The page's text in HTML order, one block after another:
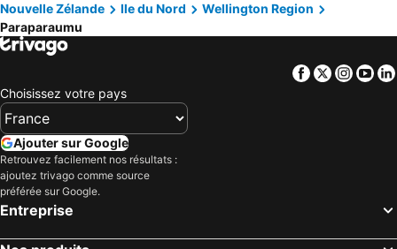
Wainuiomata, Ile du Nord Hôtels
Palliser, Ile du Nord Hôtels
Sanson, Ile du Nord Hôtels
Waikino, Ile du Nord Hôtels
Tauranga, Ile du Nord Hôtels
Hamilton, Ile du Nord Hôtels
Mount Maunganui, Ile du Nord Hôtels
Raglan, Ile du Nord Hôtels
Christchurch, Ile du Sud Hôtels
Wanaka, Ile du Sud Hôtels
Nouvelle Zélande
Ile du Nord
Wellington Region
Paraparaumu
Facebook
Twitter
Choisissez votre pays
Ajouter sur Google
Retrouvez facilement nos résultats :
ajoutez trivago comme source
préférée sur Google.
Entreprise